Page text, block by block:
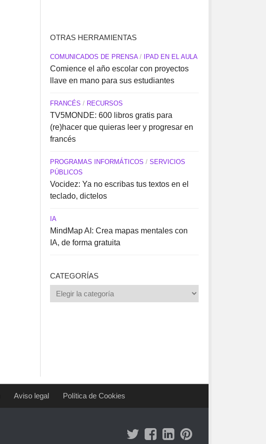
OTRAS HERRAMIENTAS
COMUNICADOS DE PRENSA/ IPAD EN EL AULA
Comience el año escolar con proyectos
llave en mano para sus estudiantes
FRANCÉS / RECURSOS
TV5MONDE: 600 libros gratis para
(re)hacer que quieras leer y progresar en
francés
PROGRAMAS INFORMÁTICOS / SERVICIOS
PÚBLICOS
Vocidez: Ya no escribas tus textos en el
teclado, dictelos
IA
MindMap AI: Crea mapas mentales con
IA, de forma gratuita
CATEGORÍAS
Categorías
Aviso legal Política de Cookies